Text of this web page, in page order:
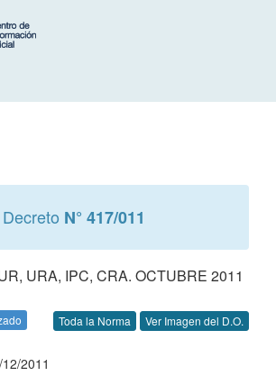
Decreto N° 417/011
URA, IPC, CRA. OCTUBRE 2011
Toda la Norma Ver Imagen del D.O.
2011